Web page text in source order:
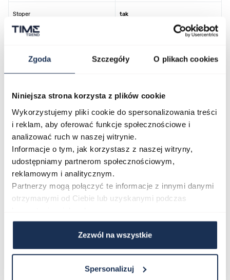
Zgoda Szczegóły O plikach cookies
Niniejsza strona korzysta z plików cookie
Wykorzystujemy pliki cookie do spersonalizowania treści
i reklam, aby oferować funkcje społecznościowe i
analizować ruch w naszej witrynie.
Informacje o tym, jak korzystasz z naszej witryny,
udostępniamy partnerom społecznościowym,
reklamowym i analitycznym.
Partnerzy mogą połączyć te informacje z innymi danymi
otrzymanymi od Ciebie lub uzyskanymi podczas
Zezwól na wszystkie
Spersonalizuj
Stoper tak
Kolor koperty
Kolor tarczy niebieski
Kod producenta NH35A-560A687B
Opinie
Zapytaj o produkt